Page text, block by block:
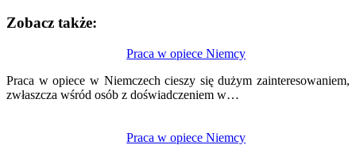
Zobacz także:
Praca w opiece Niemcy
Praca w opiece w Niemczech cieszy się dużym zainteresowaniem,
zwłaszcza wśród osób z doświadczeniem w…
Praca w opiece Niemcy
wpisu